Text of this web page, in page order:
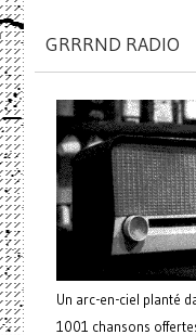
GRRRND RADIO
Un arc-en-ciel planté
1001 chansons